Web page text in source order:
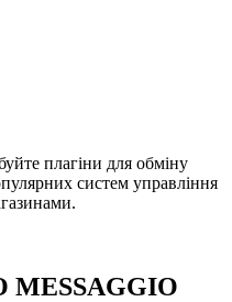
плагіни для обміну
систем управління